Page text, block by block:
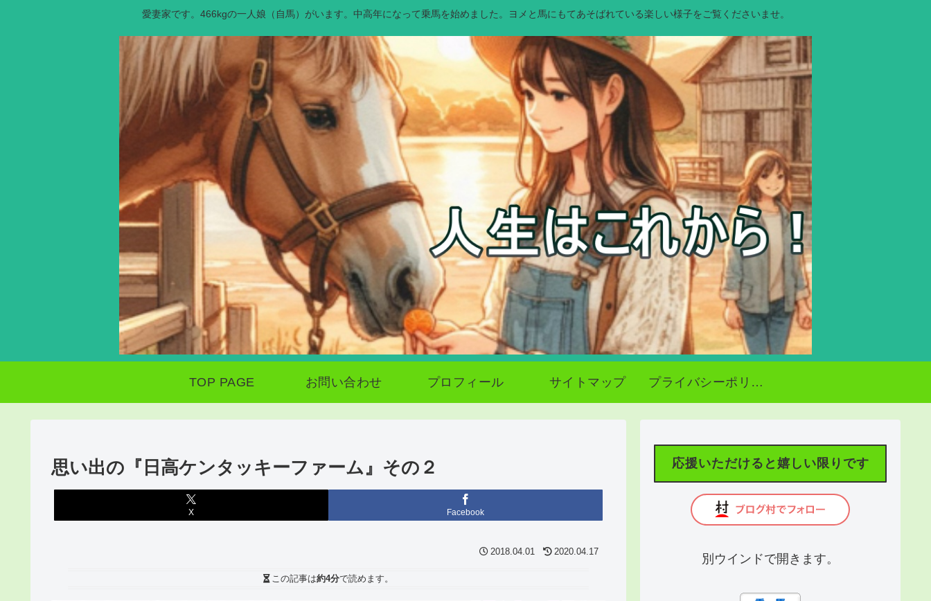
愛妻家です。466kgの一人娘（自馬）がいます。中高年になって乗馬を始めました。ヨメと馬にもてあそばれている楽しい様子をご覧くださいませ。
TOP PAGE お問い合わせ プロフィール サイトマップ プライバシーポリシー
思い出の『日高ケンタッキーファーム』その２
X Facebook
2018.04.01 2020.04.17
この記事は約4分で読めます。
応援いただけると嬉しい限りです
別ウインドで開きます。